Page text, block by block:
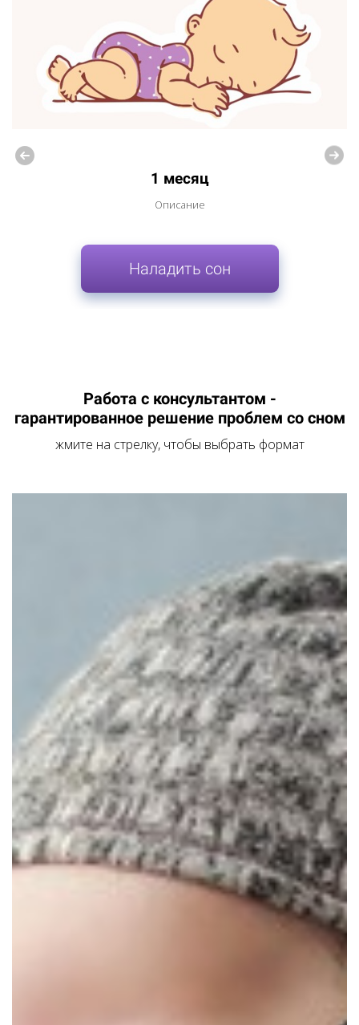
1 месяц
Описание
Наладить сон
Работа с консультантом -
гарантированное решение проблем со сном
жмите на стрелку, чтобы выбрать формат